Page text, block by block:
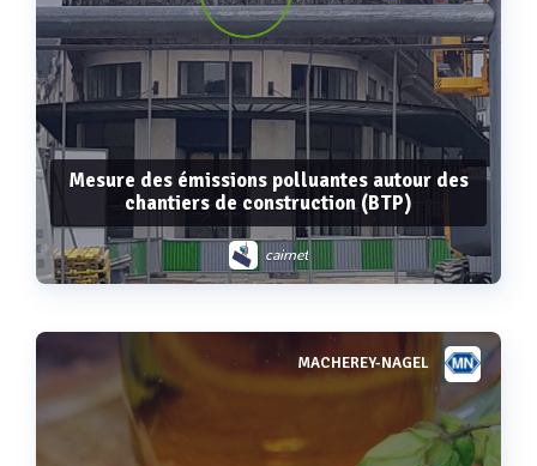
Mesure des émissions polluantes autour des
chantiers de construction (BTP)
cairnet
Voir plusMACHEREY-NAGEL